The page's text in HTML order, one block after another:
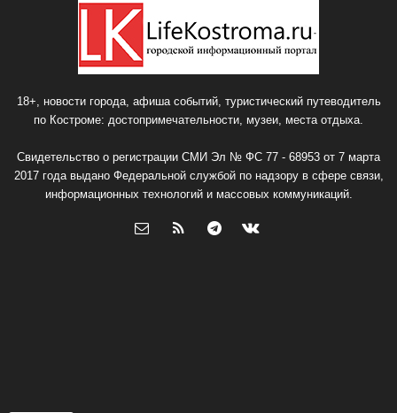
18+, новости города, афиша событий, туристический путеводитель
по Костроме: достопримечательности, музеи, места отдыха.
Свидетельство о регистрации СМИ Эл № ФС 77 - 68953 от 7 марта
2017 года выдано Федеральной службой по надзору в сфере связи,
информационных технологий и массовых коммуникаций.